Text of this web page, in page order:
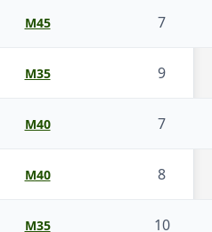
M45 7
M35 9
M40 7
M40 8
M35 10